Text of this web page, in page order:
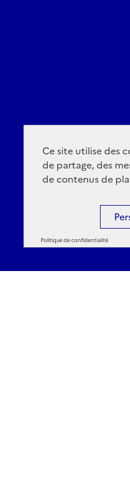
Ce site utilise des
de partage, des
de contenus de
Politique de confidentialité